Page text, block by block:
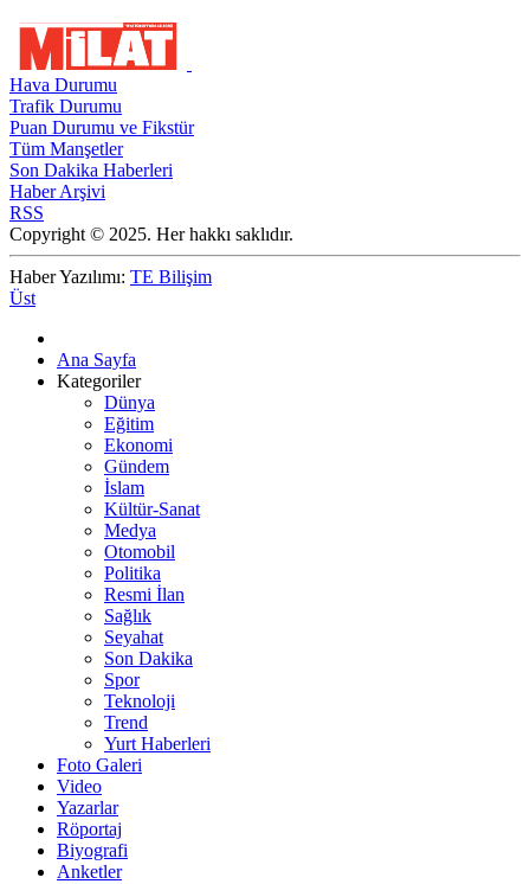
Hava Durumu
Trafik Durumu
Puan Durumu ve Fikstür
Tüm Manşetler
Son Dakika Haberleri
Haber Arşivi
RSS
Copyright © 2025. Her hakkı saklıdır.
Haber Yazılımı: TE Bilişim
Üst
Ana Sayfa
Kategoriler
Dünya
Eğitim
Ekonomi
Gündem
İslam
Kültür-Sanat
Medya
Otomobil
Politika
Resmi İlan
Sağlık
Seyahat
Son Dakika
Spor
Teknoloji
Trend
Yurt Haberleri
Foto Galeri
Video
Yazarlar
Röportaj
Biyografi
Anketler